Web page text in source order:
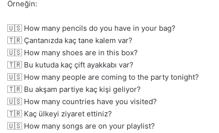
Örneğin:
🇺🇸 How many pencils do you have in your bag?
🇹🇷 Çantanızda kaç tane kalem var?
🇺🇸 How many shoes are in this box?
🇹🇷 Bu kutuda kaç çift ayakkabı var?
🇺🇸 How many people are coming to the party tonight?
🇹🇷 Bu akşam partiye kaç kişi geliyor?
🇺🇸 How many countries have you visited?
🇹🇷 Kaç ülkeyi ziyaret ettiniz?
🇺🇸 How many songs are on your playlist?